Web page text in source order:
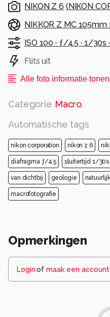
NIKON Z 6 (NIKON
NIKKOR Z MC
ISO 100 · ƒ/4.5 · 1/30s ·
Flits uit
Alle foto informatie tonen
Categorie Macro
Automatische tags
nikon corporation nikon z 6
diafragma ƒ/4.5 sluitertijd 1/30s
van dichtbij geologie
macrofotografie
Opmerkingen
Loginof maak een account